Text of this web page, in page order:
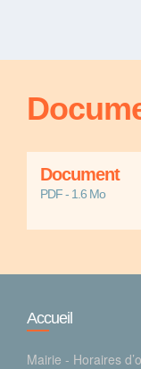
Document
PDF - 1.6 Mo
Accueil
Mairie - Horaires